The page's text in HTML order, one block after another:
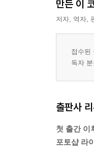
만든 이
저자, 역자,
접수된
독자
출판사
첫 출간 이
포토샵 라